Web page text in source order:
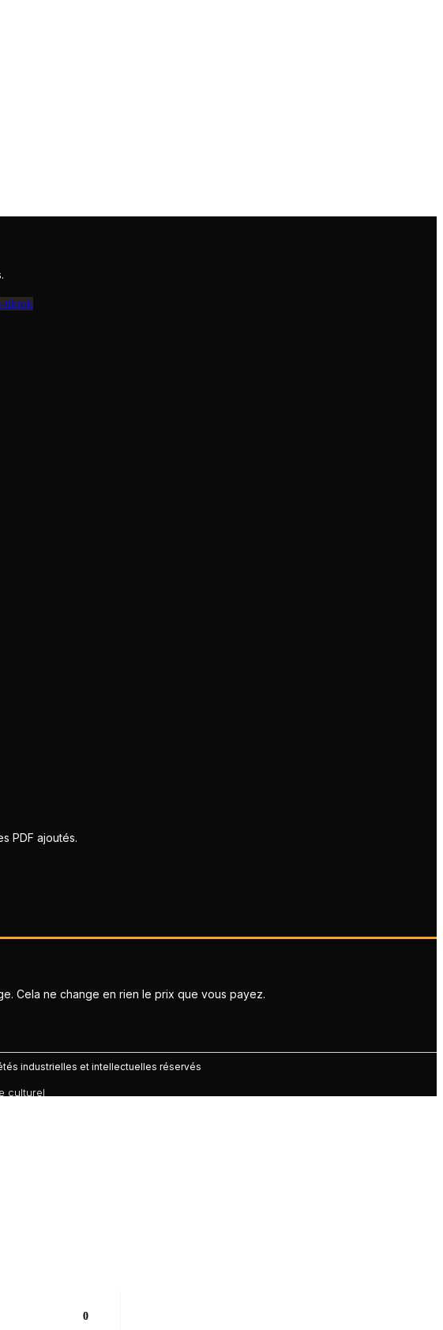
tiktok
PDF ajoutés.
Cela ne change en rien le prix que vous payez.
industrielles et intellectuelles réservés
culturel
0